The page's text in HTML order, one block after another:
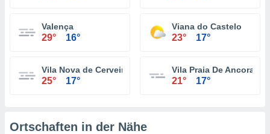
Valença
29° 16°
Viana do Castelo
23° 17°
Vila Nova de Cerveira
25° 17°
Vila Praia De Ancora
21° 17°
Ortschaften in der Nähe